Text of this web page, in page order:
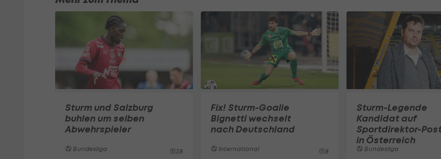
Sturm und Salzburg
buhlen um selben
Abwehrspieler
Bundesliga 38
Fix! Sturm-Goalie
Bignetti wechselt
nach Deutschland
International 8
Sturm-Legende
Kandidat auf
Sportdirektor-
in Österreich
Bundesliga